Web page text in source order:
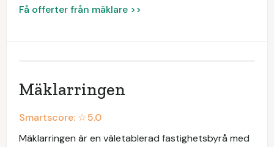
Få offerter från mäklare >>
Mäklarringen
Smartscore: ☆5.0
Mäklarringen är en väletablerad fastighetsbyrå med